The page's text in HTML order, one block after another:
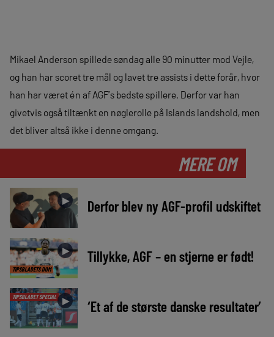
Mikael Anderson spillede søndag alle 90 minutter mod Vejle,
og han har scoret tre mål og lavet tre assists i dette forår, hvor
han har været én af AGF’s bedste spillere. Derfor var han
givetvis også tiltænkt en nøglerolle på Islands landshold, men
det bliver altså ikke i denne omgang.
MERE OM
► Derfor blev ny AGF-profil udskiftet
TIPSBLADETS DOM
► Tillykke, AGF – en stjerne er født!
TIPSBLADET SPECIAL ► ‘Et af de største danske resultater’